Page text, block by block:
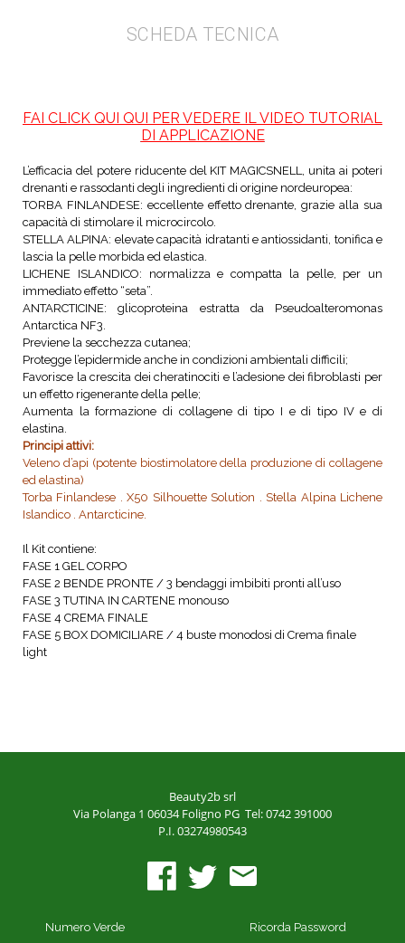
SCHEDA TECNICA
FAI CLICK QUI QUI PER VEDERE IL VIDEO TUTORIAL
DI APPLICAZIONE
L’efficacia del potere riducente del KIT MAGICSNELL, unita ai poteri
drenanti e rassodanti degli ingredienti di origine nordeuropea:
TORBA FINLANDESE: eccellente effetto drenante, grazie alla sua
capacità di stimolare il microcircolo.
STELLA ALPINA: elevate capacità idratanti e antiossidanti, tonifica e
lascia la pelle morbida ed elastica.
LICHENE ISLANDICO: normalizza e compatta la pelle, per un
immediato effetto “seta”.
ANTARCTICINE: glicoproteina estratta da Pseudoalteromonas
Antarctica NF3.
Previene la secchezza cutanea;
Protegge l’epidermide anche in condizioni ambientali difficili;
Favorisce la crescita dei cheratinociti e l’adesione dei fibroblasti per
un effetto rigenerante della pelle;
Aumenta la formazione di collagene di tipo I e di tipo IV e di
elastina.
Principi attivi:
Veleno d’api (potente biostimolatore della produzione di collagene
ed elastina)
Torba Finlandese . X50 Silhouette Solution . Stella Alpina Lichene
Islandico . Antarcticine.
Il Kit contiene:
FASE 1 GEL CORPO
FASE 2 BENDE PRONTE / 3 bendaggi imbibiti pronti all’uso
FASE 3 TUTINA IN CARTENE monouso
FASE 4 CREMA FINALE
FASE 5 BOX DOMICILIARE / 4 buste monodosi di Crema finale
light
Beauty2b srl
Via Polanga 1 06034 Foligno PG Tel: 0742 391000
P.I. 03274980543
Numero Verde
Ricorda Password